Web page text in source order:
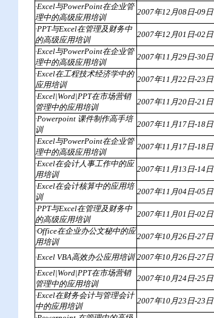
·Excel与PowerPoint在企业管
理中的高级应用培训
2007年12月08日-09日
·PPT与Excel在管理及财务中
的高级应用培训
2007年12月01日-02日
·Excel与PowerPoint在企业管
理中的高级应用培训
2007年11月29日-30日
·Excel在工程技术经济学中的
应用培训
2007年11月22日-23日
·Excel|Word|PPT在市场营销
管理中的应用培训
2007年11月20日-21日
·Powerpoint 课件制作高手培
训
2007年11月17日-18日
·Excel与PowerPoint在企业管
理中的高级应用培训
2007年11月17日-18日
·Excel在会计人事工作中的应
用培训
2007年11月13日-14日
·Excel在会计核算中的应用培
训
2007年11月04日-05日
·PPT与Excel在管理及财务中
的高级应用培训
2007年11月01日-02日
·Office在企业办公文秘中的应
用培训
2007年10月26日-27日
·Excel VBA高效办公应用培训 2007年10月26日-27日
·Excel|Word|PPT在市场营销
管理中的应用培训
2007年10月24日-25日
·Excel在财务会计与管理会计
中的应用培训
2007年10月23日-23日